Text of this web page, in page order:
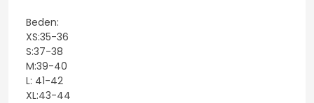
Beden:
XS:35-36
S:37-38
M:39-40
L: 41-42
XL:43-44